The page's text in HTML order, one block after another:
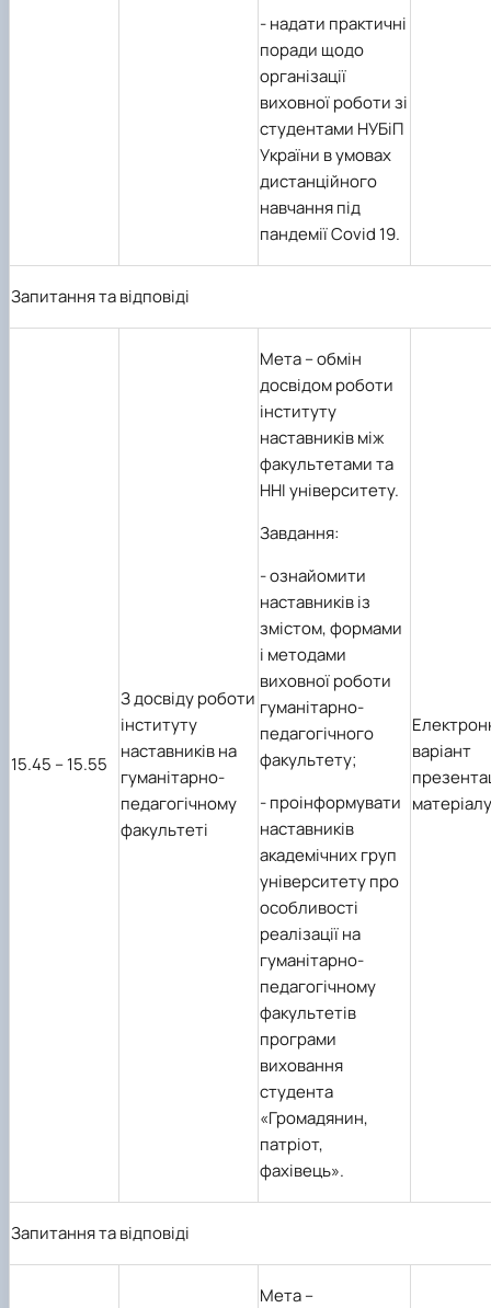
-надати практичні
поради щодо
організації
виховної роботи зі
студентами НУБіП
України в умовах
дистанційного
навчання під
пандеміїCovid 19.
Запитання та відповіді
15.45 – 15.55
З досвіду роботи
інституту
наставників на
гуманітарно-
педагогічному
факультеті
Мета– обмін
досвідом роботи
інституту
наставників між
факультетами та
ННІ університету.
Завдання:
- ознайомити
наставників із
змістом, формами
і методами
виховної роботи
гуманітарно-
педагогічного
факультету;
- проінформувати
наставників
академічних груп
університету про
особливості
реалізації на
гуманітарно-
педагогічному
факультетів
програми
виховання
студента
«Громадянин,
патріот,
фахівець».
варіант
матеріалу
Запитання та відповіді
Мета–